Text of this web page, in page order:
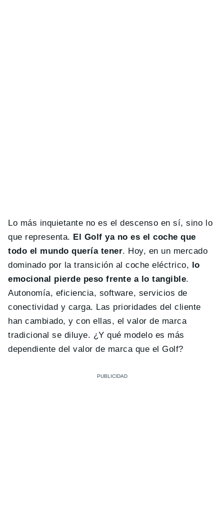
Lo más inquietante no es el descenso en sí, sino lo
que representa. El Golf ya no es el coche que
todo el mundo quería tener. Hoy, en un mercado
dominado por la transición al coche eléctrico, lo
emocional pierde peso frente a lo tangible.
Autonomía, eficiencia, software, servicios de
conectividad y carga. Las prioridades del cliente
han cambiado, y con ellas, el valor de marca
tradicional se diluye. ¿Y qué modelo es más
dependiente del valor de marca que el Golf?